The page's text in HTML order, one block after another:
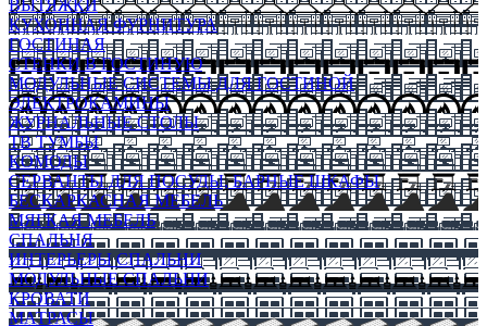
ВЫТЯЖКИ
КУХОННАЯ ФУРНИТУРА
ГОСТИНАЯ
СТЕНКИ В ГОСТИНУЮ
МОДУЛЬНЫЕ СИСТЕМЫ ДЛЯ ГОСТИНОЙ
ЭЛЕКТРОКАМИНЫ
ЖУРНАЛЬНЫЕ СТОЛЫ
ТВ ТУМБЫ
КОМОДЫ
СЕРВАНТЫ ДЛЯ ПОСУДЫ, БАРНЫЕ ШКАФЫ
БЕСКАРКАСНАЯ МЕБЕЛЬ
МЯГКАЯ МЕБЕЛЬ
СПАЛЬНЯ
ИНТЕРЬЕРЫ СПАЛЬНИ
МОДУЛЬНЫЕ СПАЛЬНИ
КРОВАТИ
МАТРАСЫ